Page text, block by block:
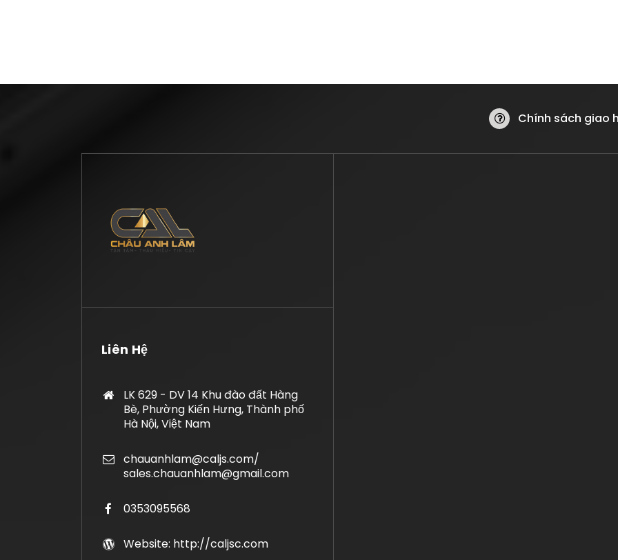
Chính sách giao
Liên Hệ
LK 629 - DV 14 Khu đào đất Hàng
Bè, Phường Kiến Hưng, Thành phố
Hà Nội, Việt Nam
chauanhlam@caljs.com/
sales.chauanhlam@gmail.com
0353095568
Website: http://caljsc.com